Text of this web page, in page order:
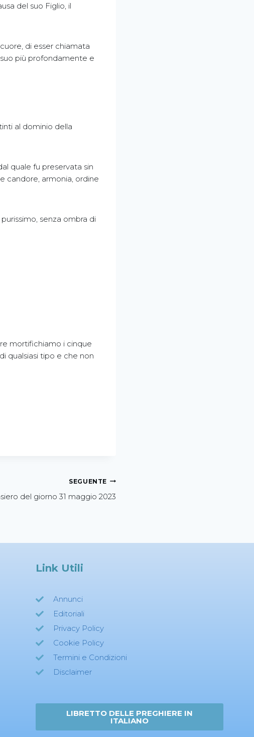
del suo Figlio, il
di esser chiamata
più profondamente e
al dominio della
quale fu preservata sin
candore, armonia, ordine
senza ombra di
mortifichiamo i cinque
qualsiasi tipo e che non
SEGUENTE
del giorno 31 maggio 2023
Link Utili
Annunci
Editoriali
Privacy Policy
Cookie Policy
Termini e Condizioni
Disclaimer
LIBRETTO DELLE PREGHIERE IN
ITALIANO